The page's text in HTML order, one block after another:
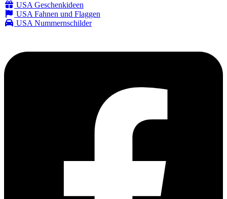
USA Geschenkideen
USA Fahnen und Flaggen
USA Nummernschilder